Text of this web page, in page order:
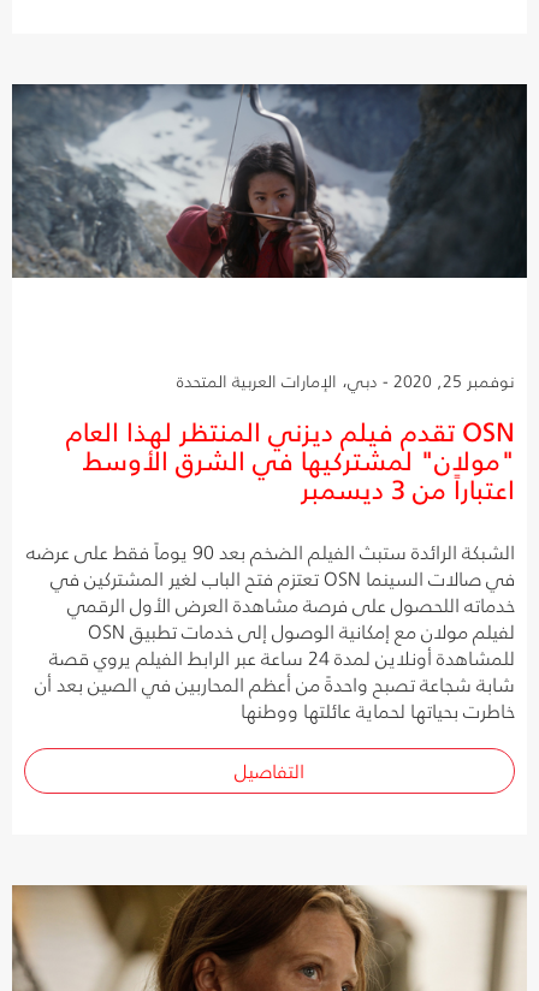
نوفمبر 25, 2020 - دبي، الإمارات العربية المتحدة
OSN تقدم فيلم ديزني المنتظر لهذا العام
"مولان" لمشتركيها في الشرق الأوسط
اعتباراً من 3 ديسمبر
الشبكة الرائدة ستبث الفيلم الضخم بعد 90 يوماً فقط على عرضه
في صالات السينما OSN تعتزم فتح الباب لغير المشتركين في
خدماته اللحصول على فرصة مشاهدة العرض الأول الرقمي
لفيلم مولان مع إمكانية الوصول إلى خدمات تطبيق OSN
للمشاهدة أونلاين لمدة 24 ساعة عبر الرابط الفيلم يروي قصة
شابة شجاعة تصبح واحدةً من أعظم المحاربين في الصين بعد أن
خاطرت بحياتها لحماية عائلتها ووطنها
التفاصيل